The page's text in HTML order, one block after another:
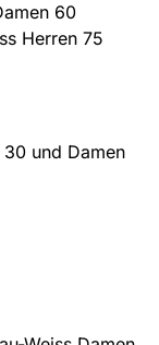
60
Herren 75
30 und Damen